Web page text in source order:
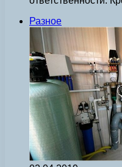
Разное